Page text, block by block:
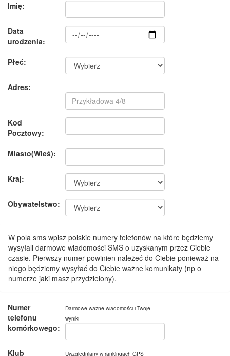
Imię:
Data
urodzenia:
Płeć:
Adres:
Kod
Pocztowy:
Miasto(Wieś):
Kraj:
Obywatelstwo:
W pola sms wpisz polskie numery telefonów na które będziemy
wysyłali darmowe wiadomości SMS o uzyskanym przez Ciebie
czasie. Pierwszy numer powinien należeć do Ciebie ponieważ na
niego będziemy wysyłać do Ciebie ważne komunikaty (np o
numerze jaki masz przydzielony).
Numer
telefonu
komórkowego:
Darmowe ważne wiadomości i Twoje
wyniki
Klub
Uwzgledniany w rankingach GPS